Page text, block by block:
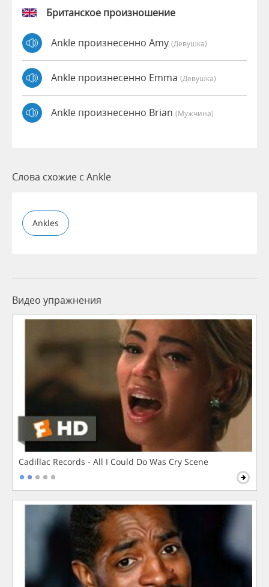
Британское произношение
Ankle произнесенно Amy (девушка)
Ankle произнесенно Emma (девушка)
Ankle произнесенно Brian (мужчина)
Слова схожие с Ankle
Ankles
Видео упражнения
Cadillac Records - All I Could Do Was Cry Scene